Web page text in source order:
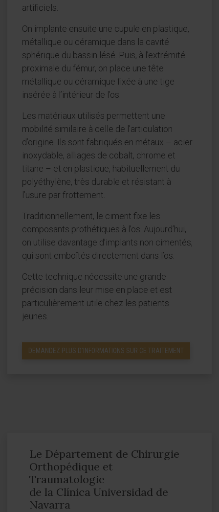
artificiels.
On implante ensuite une cupule en plastique,
métallique ou céramique dans la cavité
sphérique du bassin lésé. Puis, à l’extrémité
proximale du fémur, on place une tête
métallique ou céramique fixée à une tige
insérée à l’intérieur de l’os.
Les matériaux utilisés permettent une
mobilité similaire à celle de l’articulation
d’origine. Ils sont fabriqués en métaux – acier
inoxydable, alliages de cobalt, chrome et
titane – et en plastique, habituellement du
polyéthylène, très durable et résistant à
l’usure par frottement.
Traditionnellement, le ciment fixe les
composants prothétiques à l’os. Aujourd’hui,
on utilise davantage d’implants non cimentés,
qui sont emboîtés directement dans l’os.
Cette technique nécessite une grande
précision dans leur mise en place et est
particulièrement utile chez les patients
jeunes.
DEMANDEZ PLUS D’INFORMATIONS SUR CE TRAITEMENT
Le Département de Chirurgie
Orthopédique et
Traumatologie
de la Clínica Universidad de
Navarra